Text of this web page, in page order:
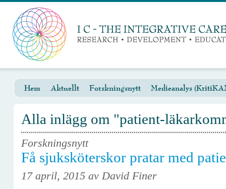
Hem Aktuellt Forskningsnytt Medieanalys
Alla inlägg om "patient-
Forskningsnytt
Få sjuksköterskor pratar med
17 april, 2015 av David Finer